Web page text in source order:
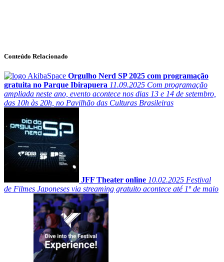
Conteúdo Relacionado
Orgulho Nerd SP 2025 com programação
gratuita no Parque Ibirapuera 11.09.2025 Com programação
ampliada neste ano, evento acontece nos dias 13 e 14 de setembro,
das 10h às 20h, no Pavilhão das Culturas Brasileiras
JFF Theater online 10.02.2025 Festival
de Filmes Japoneses via streaming gratuito acontece até 1º de maio